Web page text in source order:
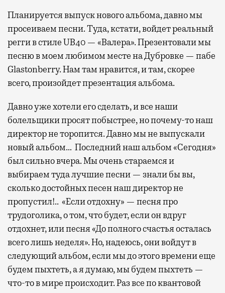
Планируется выпуск нового альбома, давно мы
просеиваем песни. Туда, кстати, войдет реальный
регги в стиле UB40 — «Валера». Презентовали мы
песню в моем любимом месте на Дубровке — пабе
Glastonberry. Нам там нравится, и там, скорее
всего, произойдет презентация альбома.
Давно уже хотели его сделать, и все наши
болельщики просят побыстрее, но почему-то наш
директор не торопится. Давно мы не выпускали
новый альбом… Последний наш альбом «Сегодня»
был сильно вчера. Мы очень стараемся и
выбираем туда лучшие песни — знали бы вы,
сколько достойных песен наш директор не
пропустил!.. «Если отдохну» — песня про
трудоголика, о том, что будет, если он вдруг
отдохнет, или песня «До полного счастья осталась
всего лишь неделя». Но, надеюсь, они войдут в
следующий альбом, если мы до этого времени еще
будем пыхтеть, а я думаю, мы будем пыхтеть —
что-то в мире происходит. Раз все по квантовой